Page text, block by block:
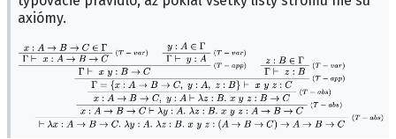
axiómy.